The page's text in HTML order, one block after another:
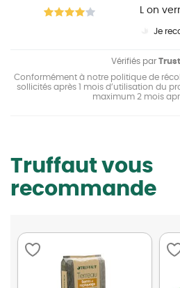
L on
Je
Vérifiés par
Conformément à notre politique de
sollicités après 1 mois d’utilisation du
maximum 2 mois
Truffaut vous
recommande